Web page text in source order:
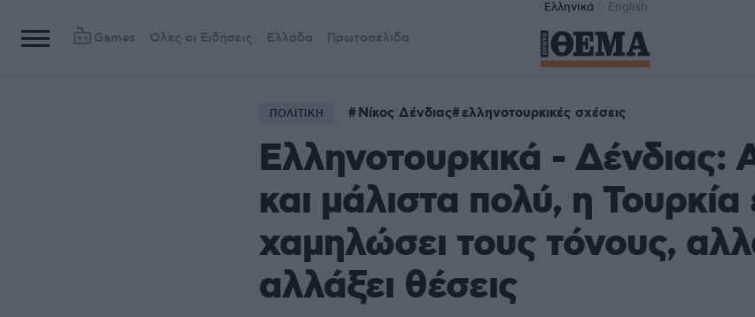
Ελληνικά English
Games Όλες οι Ειδήσεις Ελλάδα Πρωτοσέλιδα
ΠΟΛΙΤΙΚΗ Νίκος Δένδιας ελληνοτουρκικές σχέσεις
Ελληνοτουρκικά - Δένδιας:
και μάλιστα πολύ, η Τουρκία
χαμηλώσει τους τόνους,
αλλάξει θέσεις